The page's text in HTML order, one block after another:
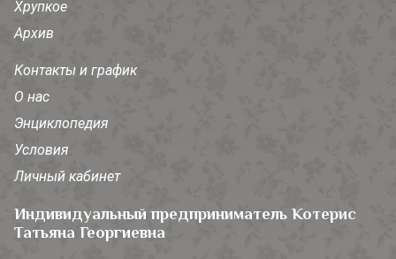
Хрупкое
Архив
Контакты и график
О нас
Энциклопедия
Условия
Личный кабинет
Индивидуальный предприниматель Котерис
Татьяна Георгиевна